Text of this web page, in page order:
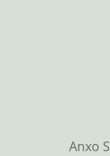
Anxo